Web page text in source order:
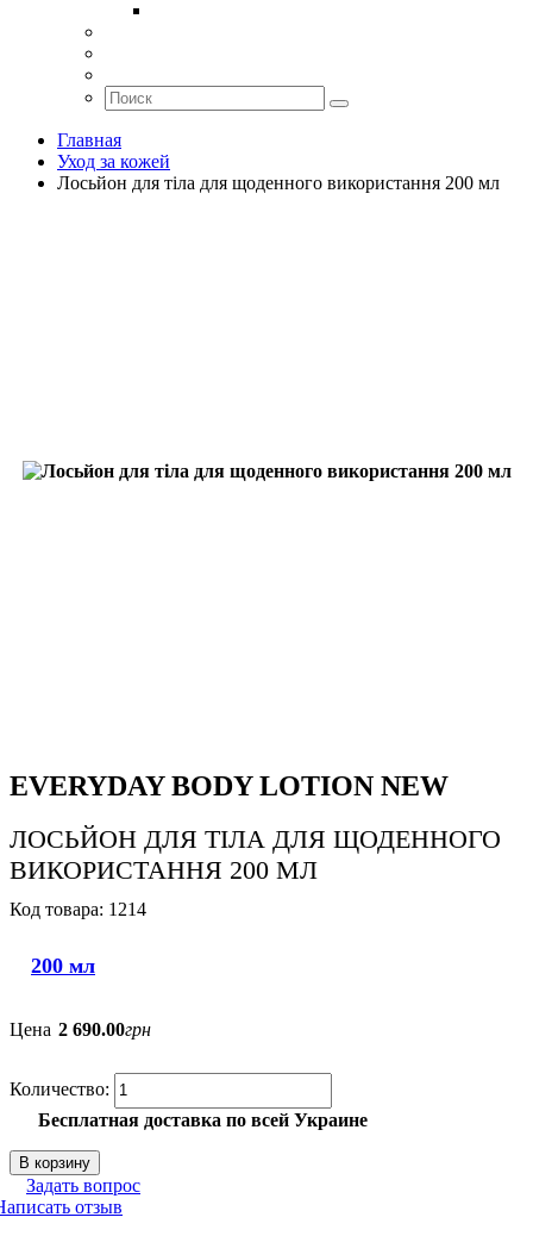
Главная
Уход за кожей
Лосьйон для тіла для щоденного використання 200 мл
EVERYDAY BODY LOTION NEW
ЛОСЬЙОН ДЛЯ ТІЛА ДЛЯ ЩОДЕННОГО
ВИКОРИСТАННЯ 200 МЛ
1214
200 мл
Цена 2 690.00грн
Бесплатная доставка по всей Украине
В корзину
Задать вопрос
отзыв